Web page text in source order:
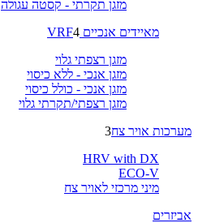
מזגן תקרתי - קסטה עגולה
מאיידים אנכיים VRF 4
מזגן רצפתי גלוי
מזגן אנכי - ללא כיסוי
מזגן אנכי - כולל כיסוי
מזגן רצפתי/תקרתי גלוי
מערכות אויר צח3
HRV with DX
ECO-V
מיני מרכזי לאויר צח
אביזרים